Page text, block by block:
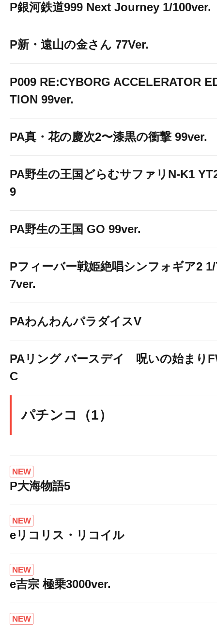
P銀河鉄道999 Next Journey 1/100ver.
P新・遠山の金さん 77Ver.
P009 RE:CYBORG ACCELERATOR
TION 99ver.
PA真・花の慶次2〜漆黒の衝撃 99ver.
PA野生の王国どらむサファリN-K1
9
PA野生の王国 GO 99ver.
Pフィーバー戦姫絶唱シンフォギア2
7ver.
PAわんわんパラダイスV
PAリング バースデイ 呪いの始まり
C
パチンコ（1）
NEW
P大海物語5
NEW
eリコリス・リコイル
NEW
e吉宗 極乗3000ver.
NEW